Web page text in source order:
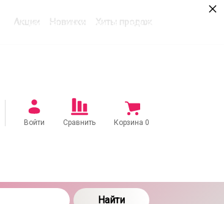
Акции Новинки Хиты продаж
Войти Сравнить Корзина 0
Найти
с настоящим соглашением в
×